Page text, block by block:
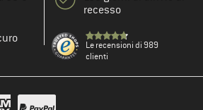
recesso
Le recensioni di 989
clienti